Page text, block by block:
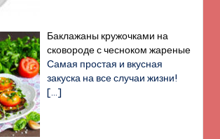
Баклажаны кружочками на
сковороде с чесноком жареные
Самая простая и вкусная
закуска на все случаи жизни!
[…]